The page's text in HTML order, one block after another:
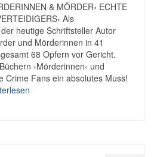
& MÖRDER‹ ECHTE
Als
heutige Schriftsteller Autor
und Mörderinnen in 41
68 Opfern vor Gericht.
›Mörderinnen‹ und
Crime Fans ein absolutes Muss!